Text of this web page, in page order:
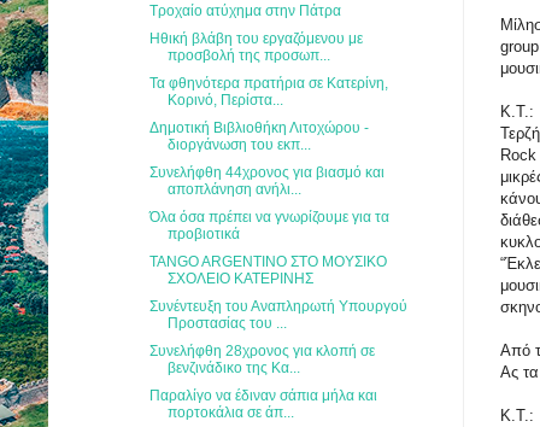
Κ.Τ.:
Rock
Από
Ας
Κ.Τ.:
Τροχαίο ατύχημα στην Πάτρα
Ηθική βλάβη του εργαζόμενου με
προσβολή της προσωπ...
Τα φθηνότερα πρατήρια σε Κατερίνη,
Κορινό, Περίστα...
Δημοτική Βιβλιοθήκη Λιτοχώρου -
διοργάνωση του εκπ...
Συνελήφθη 44χρονος για βιασμό και
αποπλάνηση ανήλι...
Όλα όσα πρέπει να γνωρίζουμε για τα
προβιοτικά
TANGO ARGENTINO ΣΤΟ ΜΟΥΣΙΚΟ
ΣΧΟΛΕΙΟ ΚΑΤΕΡΙΝΗΣ
Συνέντευξη του Αναπληρωτή Υπουργού
Προστασίας του ...
Συνελήφθη 28χρονος για κλοπή σε
βενζινάδικο της Κα...
Παραλίγο να έδιναν σάπια μήλα και
πορτοκάλια σε άπ...